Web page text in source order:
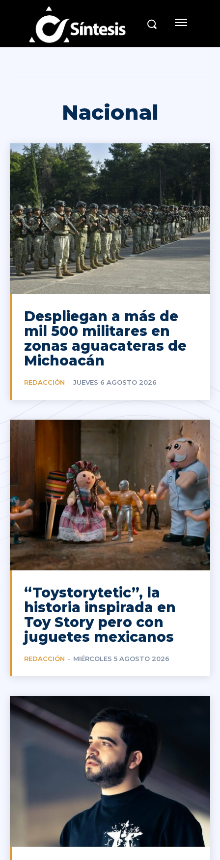
Nacional
Despliegan a más de
mil 500 militares en
zonas aguacateras de
Michoacán
REDACCIÓN - JUEVES 6 AGOSTO 2026
“Toystorytetic”, la
historia inspirada en
Toy Story pero con
juguetes mexicanos
REDACCIÓN - MIÉRCOLES 5 AGOSTO 2026